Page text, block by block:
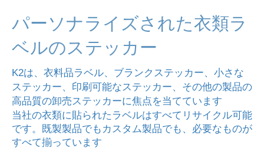
パーソナライズされた衣類ラ
ベルのステッカー
K2は、衣料品ラベル、ブランクステッカー、小さな
ステッカー、印刷可能なステッカー、その他の製品の
高品質の卸売ステッカーに焦点を当てています
当社の衣類に貼られたラベルはすべてリサイクル可能
です。既製製品でもカスタム製品でも、必要なものが
すべて揃っています